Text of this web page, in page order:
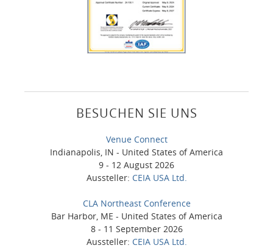
BESUCHEN SIE UNS
Venue Connect
Indianapolis, IN - United States of America
9 - 12 August 2026
Aussteller: CEIA USA Ltd.
CLA Northeast Conference
Bar Harbor, ME - United States of America
8 - 11 September 2026
Aussteller: CEIA USA Ltd.